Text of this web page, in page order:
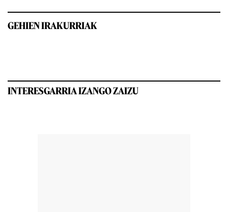
GEHIEN IRAKURRIAK
INTERESGARRIA IZANGO ZAIZU